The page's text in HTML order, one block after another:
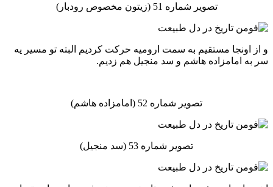
تصویر شماره 51 (زیتون مخصوص رودبار)
و از اونجا مستقیم به سمت ارومیه حرکت کردیم البته تو مسیر یه
سر به امامزاده هاشم و سد منجیل هم زدیم.
تصویر شماره 52 (امامزاده هاشم)
تصویر شماره 53 (سد منجیل)